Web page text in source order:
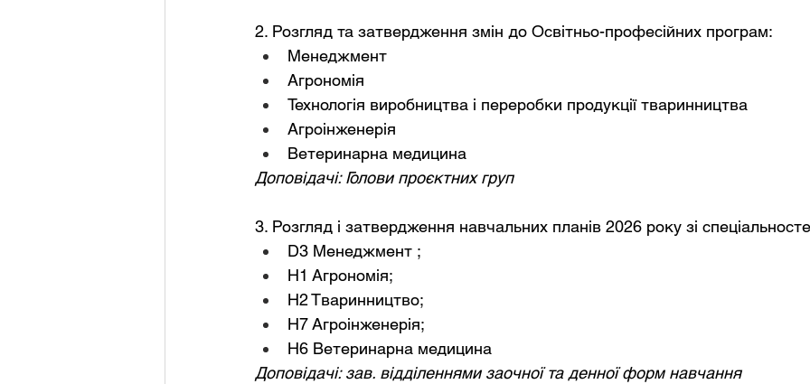
2. Розгляд та затвердження змін до Освітньо-професійних програм:
Менеджмент
Агрономія
Технологія виробництва і переробки продукції тваринництва
Агроінженерія
Ветеринарна медицина
Доповідачі: Голови проєктних груп
3. ﻿﻿﻿Розгляд і затвердження навчальних планів 2026 року зі
D3 Менеджмент ;
Н1 Агрономія;
Н2 Тваринництво;
Н7 Агроінженерія;
Н6 Ветеринарна медицина
Доповідачі: зав. відділеннями заочної та денної форм навчання